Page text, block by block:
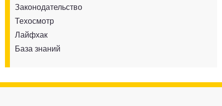
Законодательство
Техосмотр
Лайфхак
База знаний